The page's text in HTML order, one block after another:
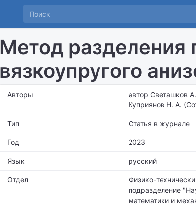
Метод разделения
вязкоупругого
Авторы
автор Светашков
Куприянов Н. А.
Тип Статья в журнале
Год 2023
Язык русский
Отдел
Физико-
подразделение
математики и